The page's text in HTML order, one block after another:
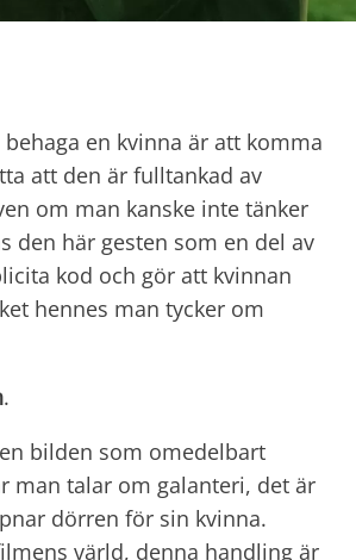
behaga en kvinna är att komma
att den är fulltankad av
om man kanske inte tänker
den här gesten som en del av
kod och gör att kvinnan
hennes man tycker om
.
bilden som omedelbart
man talar om galanteri, det är
dörren för sin kvinna.
värld, denna handling är